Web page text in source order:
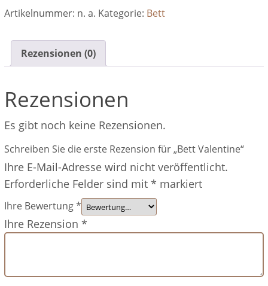
Artikelnummer: n. a. Kategorie: Bett
Rezensionen (0)
Rezensionen
Es gibt noch keine Rezensionen.
Schreiben Sie die erste Rezension für „Bett Valentine“
Ihre E-Mail-Adresse wird nicht veröffentlicht.
Erforderliche Felder sind mit * markiert
Ihre Bewertung*
Ihre Rezension *